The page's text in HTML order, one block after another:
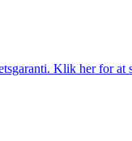
Klik her for at